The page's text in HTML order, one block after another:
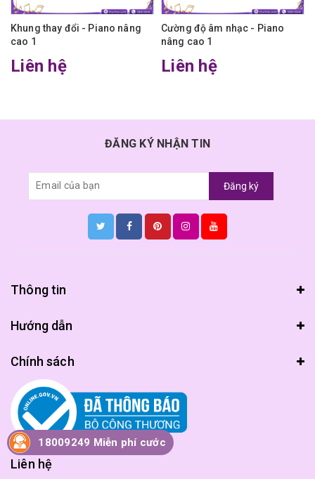
Khung thay đổi - Piano nâng
cao 1
Liên hệ
Cường độ âm nhạc - Piano
nâng cao 1
Liên hệ
ĐĂNG KÝ NHẬN TIN
Đăng ký
Thông tin
Hướng dẫn
Chính sách
Liên hệ
18009249 Miễn phí cước